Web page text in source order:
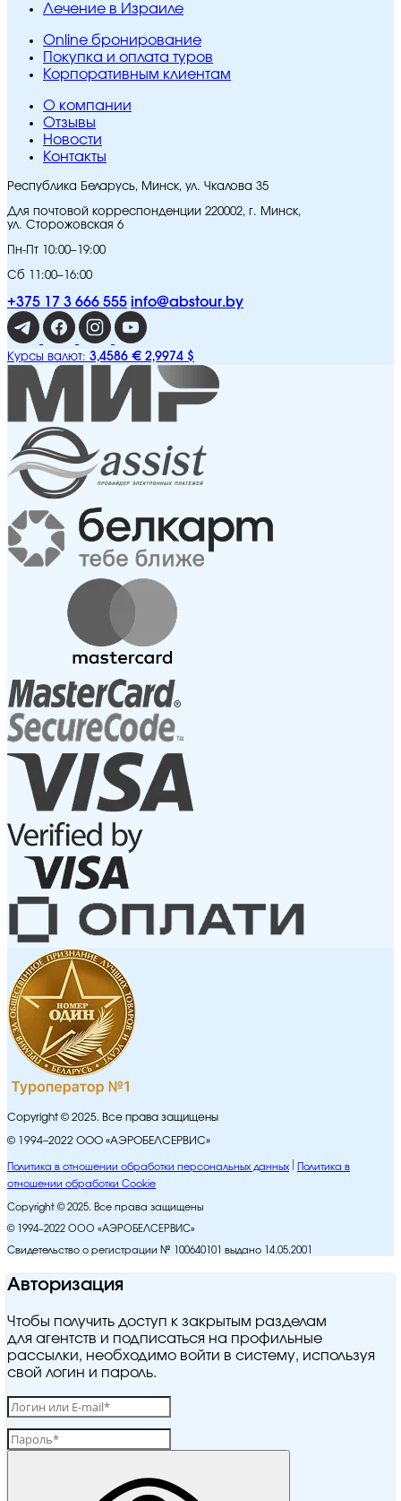
Лечение в Израиле
Online бронирование
Покупка и оплата туров
Корпоративным клиентам
O компании
Отзывы
Новости
Контакты
Республика Беларусь, Минск, ул. Чкалова 35
Для почтовой корреспонденции 220002, г. Минск,
ул. Сторожовская 6
Пн-Пт 10:00–19:00
Сб 11:00–16:00
+375 17 3 666 555 info@abstour.by
Курсы валют: 3,4586 € 2,9974 $
Copyright © 2025. Все права защищены
© 1994–2022 ООО «АЭРОБЕЛСЕРВИС»
Политика в отношении обработки персональных данных
Политика в
отношении обработки Cookie
Copyright © 2025. Все права защищены
© 1994–2022 ООО «АЭРОБЕЛСЕРВИС»
Свидетельство о регистрации № 100640101 выдано 14.05.2001
Авторизация
Чтобы получить доступ к закрытым разделам
для агентств и подписаться на профильные
рассылки, необходимо войти в систему, используя
свой логин и пароль.